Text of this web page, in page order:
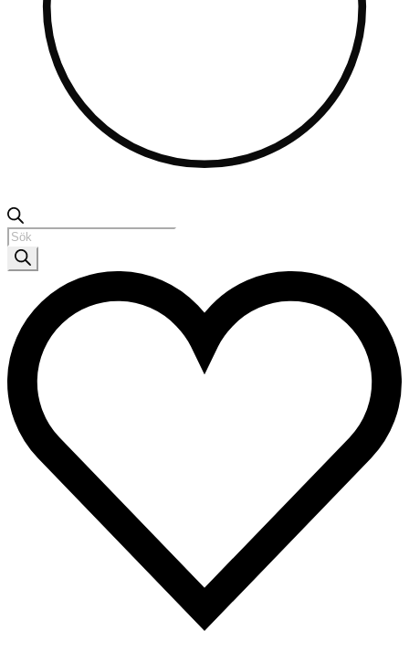
Produktsökning